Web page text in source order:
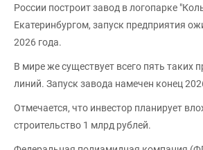
России построит завод в логопарке
Екатеринбургом, запуск предприятия
2026 года.
В мире же существует всего пять таких
линий. Запуск завода намечен конец
Отмечается, что инвестор планирует
строительство 1 млрд рублей.